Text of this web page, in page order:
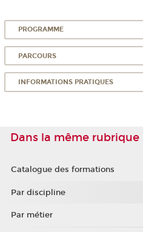
PROGRAMME
PARCOURS
INFORMATIONS PRATIQUES
Dans la même rubrique
Catalogue des formations
Par discipline
Par métier